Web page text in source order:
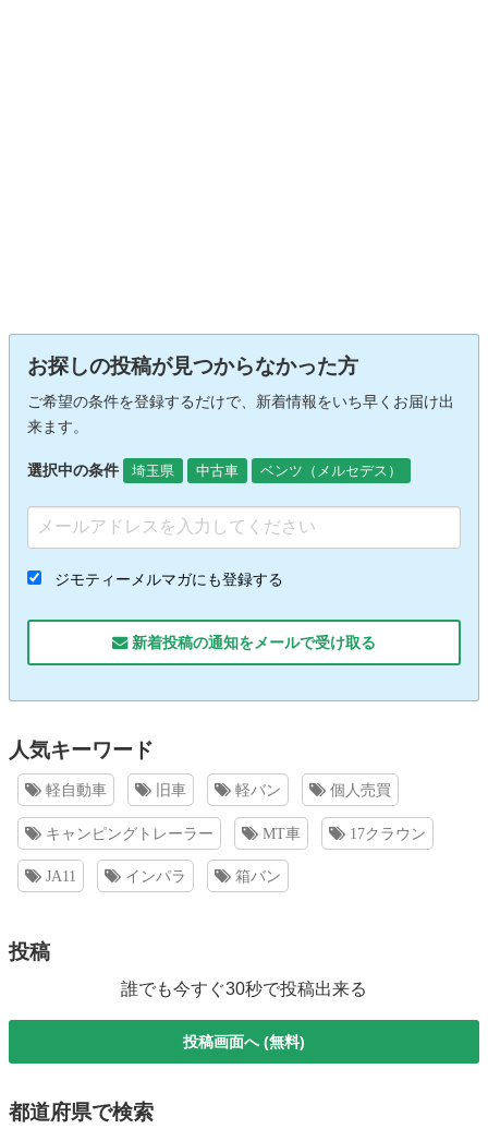
お探しの投稿が見つからなかった方
ご希望の条件を登録するだけで、新着情報をいち早くお届け出
来ます。
選択中の条件 埼玉県 中古車 ベンツ（メルセデス）
ジモティーメルマガにも登録する
新着投稿の通知をメールで受け取る
人気キーワード
軽自動車 旧車 軽バン 個人売買
キャンピングトレーラー MT車 17クラウン
JA11 インパラ 箱バン
投稿
誰でも今すぐ30秒で投稿出来る
投稿画面へ (無料)
都道府県で検索